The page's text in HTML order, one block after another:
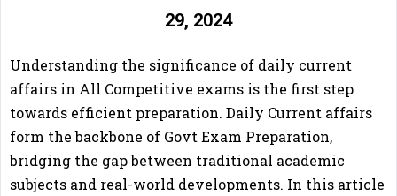
29, 2024
Understanding the significance of daily current
affairs in All Competitive exams is the first step
towards efficient preparation. Daily Current affairs
form the backbone of Govt Exam Preparation,
bridging the gap between traditional academic
subjects and real-world developments. In this article